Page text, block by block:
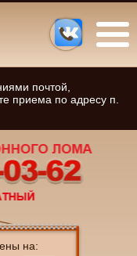
на:
почтой,
приема по адресу п.